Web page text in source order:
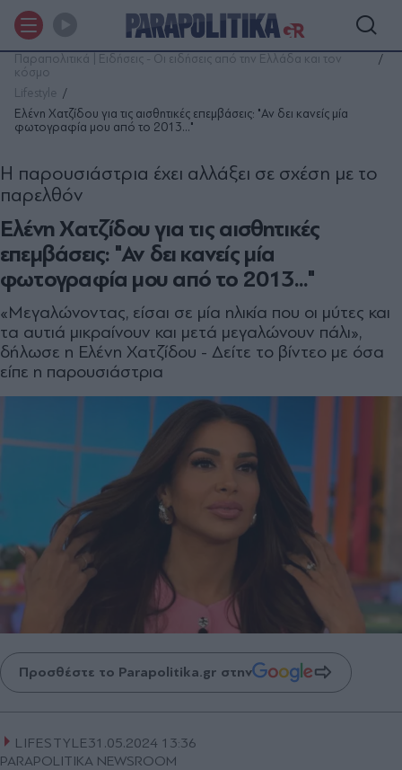
Παραπολιτικά | Ειδήσεις - Οι ειδήσεις από την Ελλάδα και τον
κόσμο
Lifestyle
Ελένη Χατζίδου για τις αισθητικές επεμβάσεις: "Αν δει κανείς μία
φωτογραφία μου από το 2013..."
Ελένη Χατζίδου για τις αισθητικές
επεμβάσεις: "Αν δει κανείς μία
φωτογραφία μου από το 2013..."
Η παρουσιάστρια έχει αλλάξει σε σχέση με το
παρελθόν
«Μεγαλώνοντας, είσαι σε μία ηλικία που οι μύτες και
τα αυτιά μικραίνουν και μετά μεγαλώνουν πάλι»,
δήλωσε η Ελένη Χατζίδου - Δείτε το βίντεο με όσα
είπε η παρουσιάστρια
Προσθέστε το Parapolitika.gr στην
LIFESTYLE31.05.2024 13:36
PARAPOLITIKA NEWSROOM